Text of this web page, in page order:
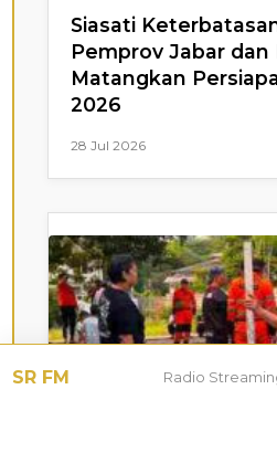
Siasati
Pemprov Jabar
Matangkan
2026
28 Jul 2026
SR FM Radio